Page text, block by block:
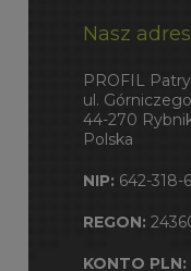
Nasz
PROFIL
ul.
44-270
Polska
NIP: 642-318-
REGON:
KONTO PLN: